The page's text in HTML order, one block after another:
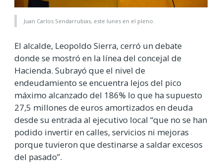
Juan Carlos Sendarrubias, este lunes en el pleno.
El alcalde, Leopoldo Sierra, cerró un debate
donde se mostró en la línea del concejal de
Hacienda. Subrayó que el nivel de
endeudamiento se encuentra lejos del pico
máximo alcanzado del 186% lo que ha supuesto
27,5 millones de euros amortizados en deuda
desde su entrada al ejecutivo local “que no se han
podido invertir en calles, servicios ni mejoras
porque tuvieron que destinarse a saldar excesos
del pasado”.